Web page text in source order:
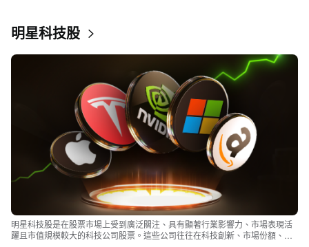
明星科技股
明星科技股是在股票市場上受到廣泛關注、具有顯著行業影響力、市場表現活
躍且市值規模較大的科技公司股票。這些公司往往在科技創新、市場份額、品